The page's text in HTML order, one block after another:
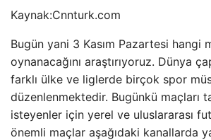
Kaynak:Cnnturk.com
Bugün yani 3 Kasım Pazartesi hangi
oynanacağını araştırıyoruz. Dünya
farklı ülke ve liglerde birçok spor
düzenlenmektedir. Bugünkü maçları
isteyenler için yerel ve uluslararası
önemli maçlar aşağıdaki kanallarda